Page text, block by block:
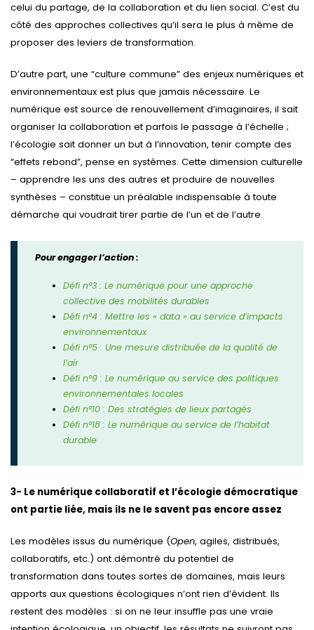
celui du partage, de la collaboration et du lien social. C’est du
côté des approches collectives qu’il sera le plus à même de
proposer des leviers de transformation.
D’autre part, une “culture commune” des enjeux numériques et
environnementaux est plus que jamais nécessaire. Le
numérique est source de renouvellement d’imaginaires, il sait
organiser la collaboration et parfois le passage à l’échelle ;
l’écologie sait donner un but à l’innovation, tenir compte des
“effets rebond”, pense en systèmes. Cette dimension culturelle
– apprendre les uns des autres et produire de nouvelles
synthèses – constitue un préalable indispensable à toute
démarche qui voudrait tirer partie de l’un et de l’autre.
Pour engager l’action :
Défi n°3 : Le numérique pour une approche
collective des mobilités durables
Défi n°4 : Mettre les « data » au service d’impacts
environnementaux
Défi n°5 : Une mesure distribuée de la qualité de
l’air
Défi n°9 : Le numérique au service des politiques
environnementales locales
Défi n°10 : Des stratégies de lieux partagés
Défi n°18 : Le numérique au service de l’habitat
durable
3- Le numérique collaboratif et l’écologie démocratique
ont partie liée, mais ils ne le savent pas encore assez
Les modèles issus du numérique (Open, agiles, distribués,
collaboratifs, etc.) ont démontré du potentiel de
transformation dans toutes sortes de domaines, mais leurs
apports aux questions écologiques n’ont rien d’évident. Ils
restent des modèles : si on ne leur insuffle pas une vraie